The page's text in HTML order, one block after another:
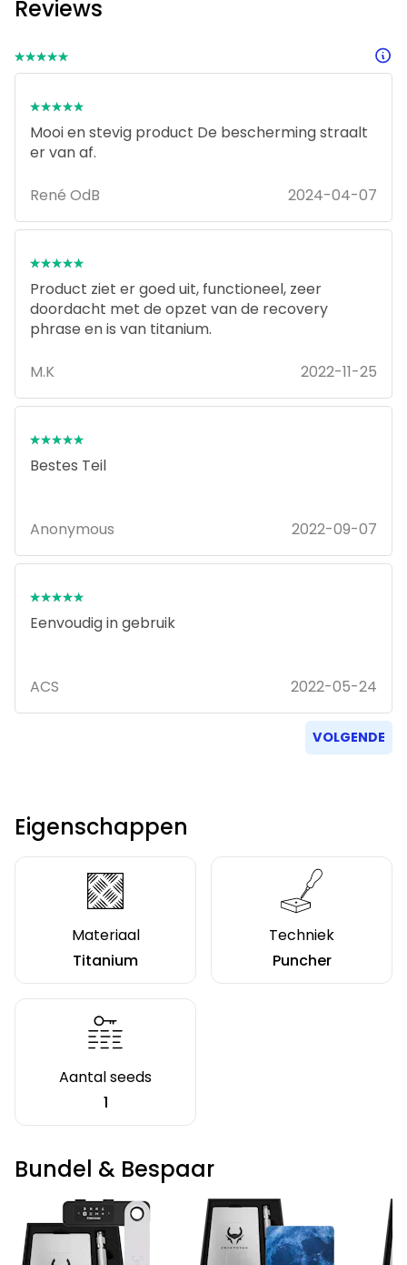
Reviews
⭑⭑⭑⭑⭑
⭑⭑⭑⭑⭑
⭑⭑⭑⭑⭑
⭑⭑⭑⭑⭑
Mooi en stevig product De bescherming straalt
er van af.
René OdB 2024-04-07
⭑⭑⭑⭑⭑
⭑⭑⭑⭑⭑
Product ziet er goed uit, functioneel, zeer
doordacht met de opzet van de recovery
phrase en is van titanium.
M.K 2022-11-25
⭑⭑⭑⭑⭑
⭑⭑⭑⭑⭑
Bestes Teil
Anonymous 2022-09-07
⭑⭑⭑⭑⭑
⭑⭑⭑⭑⭑
Eenvoudig in gebruik
ACS 2022-05-24
VOLGENDE
Eigenschappen
Materiaal
Titanium
Techniek
Puncher
Aantal seeds
1
Bundel & Bespaar